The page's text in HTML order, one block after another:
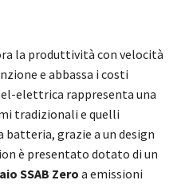
la produttività con velocità
e abbassa i costi
elettrica rappresenta una
tradizionali e quelli
grazie a un design
è presentato dotato di un
SSAB Zero a emissioni